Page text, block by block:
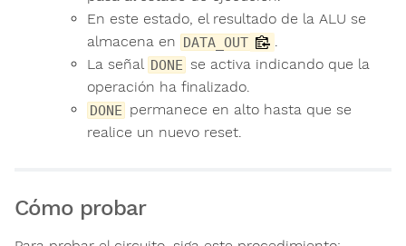
En este estado, el resultado de la ALU se
almacena en DATA_OUT
.
La señal DONE se activa indicando que la
operación ha finalizado.
DONE permanece en alto hasta que se
realice un nuevo reset.
Cómo probar